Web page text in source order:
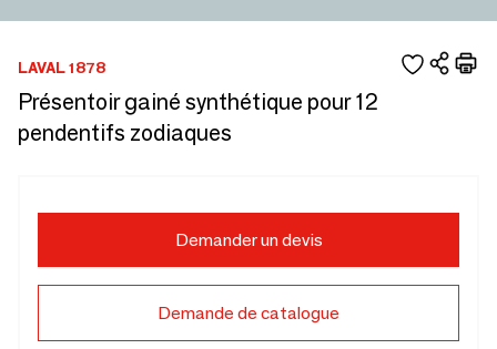
LAVAL 1878
Présentoir gainé synthétique pour 12
pendentifs zodiaques
Demander un devis
Demande de catalogue